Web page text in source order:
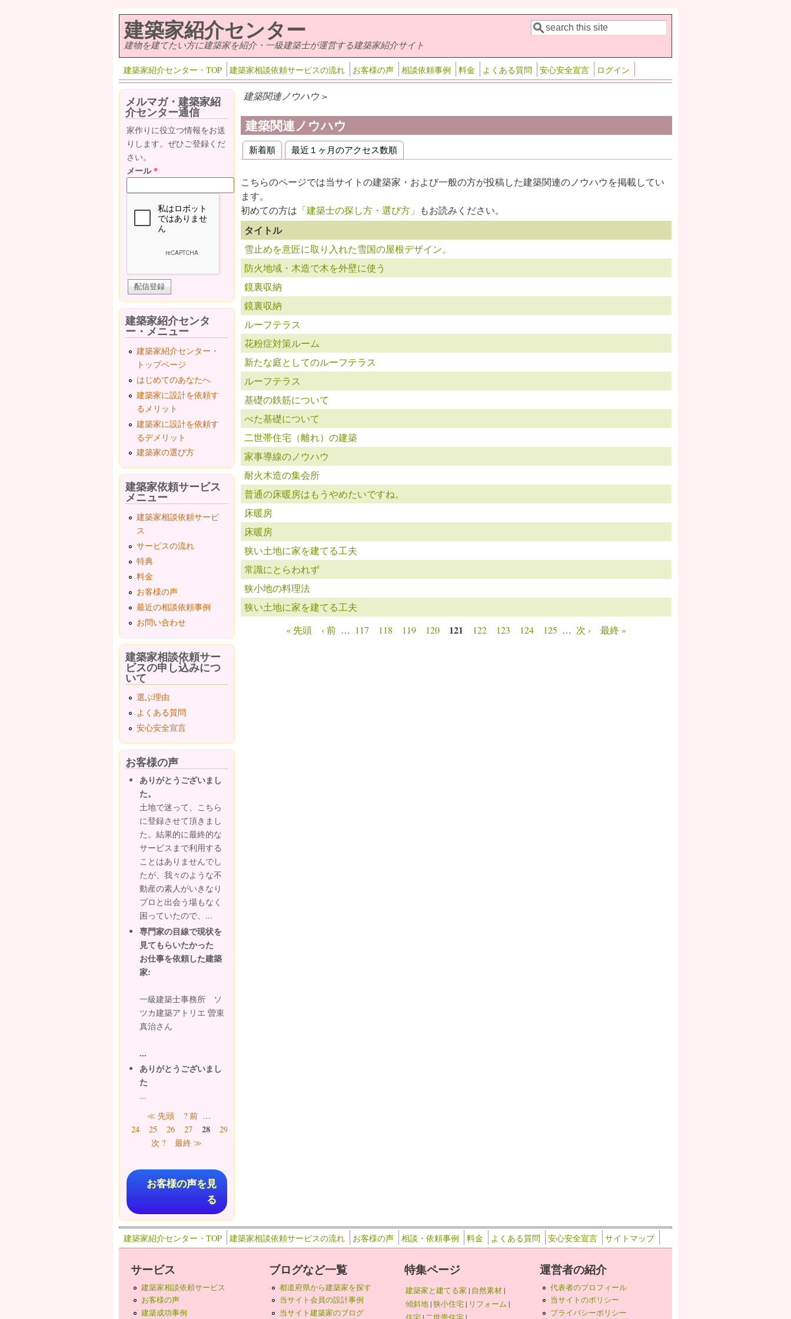
建築家紹介センター
建物を建てたい方に建築家を紹介・一級建築士が運営する建築家紹介サイト 検索フォーム
検索
建築家紹介センター・TOP 建築家相談依頼サービスの流れ お客様の声 相談依頼事例 料金 よくある質問 安心安全宣言 ログイン
建築関連ノウハウ >
建築関連ノウハウ
プライマリータブ
新着順 最近１ヶ月のアクセス数順
こちらのページでは当サイトの建築家・および一般の方が投稿した建築関連のノウハウを掲載してい
ます。
初めての方は 「建築士の探し方・選び方」 もお読みください。
タイトル
雪止めを意匠に取り入れた雪国の屋根デザイン。
防火地域・木造で木を外壁に使う
鏡裏収納
鏡裏収納
ルーフテラス
花粉症対策ルーム
新たな庭としてのルーフテラス
ルーフテラス
基礎の鉄筋について
べた基礎について
二世帯住宅（離れ）の建築
家事導線のノウハウ
耐火木造の集会所
普通の床暖房はもうやめたいですね。
床暖房
床暖房
狭い土地に家を建てる工夫
常識にとらわれず
狭小地の料理法
狭い土地に家を建てる工夫
« 先頭 ‹ 前 … 117 118 119 120 121 122 123 124 125 … 次 › 最終 »
メルマガ・建築家紹
介センター通信
家作りに役立つ情報をお送
りします。ぜひご登録くだ
さい。
メール*
建築家紹介センタ
ー・メニュー
建築家紹介センター・
トップページ
はじめてのあなたへ
建築家に設計を依頼す
るメリット
建築家に設計を依頼す
るデメリット
建築家の選び方
建築家依頼サービス
メニュー
建築家相談依頼サービ
ス
サービスの流れ
特典
料金
お客様の声
最近の相談依頼事例
お問い合わせ
建築家相談依頼サー
ビスの申し込みにつ
いて
選ぶ理由
よくある質問
安心安全宣言
お客様の声
ありがとうございまし
た。
土地で迷って、こちら
に登録させて頂きまし
た。結果的に最終的な
サービスまで利用する
ことはありませんでし
たが、我々のような不
動産の素人がいきなり
プロと出会う場もなく
困っていたので、...
専門家の目線で現状を
見てもらいたかった
お仕事を依頼した建築
家:
一級建築士事務所 ソ
ツカ建築アトリエ 曽束
真治さん
...
ありがとうございまし
た
...
ページ≪ 先頭 ? 前 …
24
25 26 27 28 29
次 ?
最終 ≫
お客様の声を見
る
建築家紹介センター・TOP 建築家相談依頼サービスの流れ お客様の声 相談・依頼事例 料金 よくある質問 安心安全宣言 サイトマップ
サービス
建築家相談依頼サービス
お客様の声
建築成功事例
ブログなど一覧
都道府県から建築家を探す
当サイト会員の設計事例
当サイト建築家のブログ
特集ページ
建築家と建てる家 | 自然素材|
傾斜地|狭小住宅| リフォーム |
運営者の紹介
代表者のプロフィール
当サイトのポリシー
プライバシーポリシー